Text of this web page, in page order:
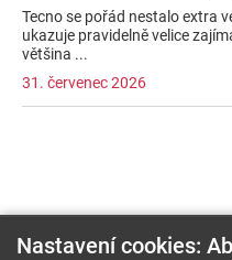
Tecno se pořád nestalo extra
ukazuje pravidelně velice
většina ...
31. červenec 2026
Nastavení cookies: